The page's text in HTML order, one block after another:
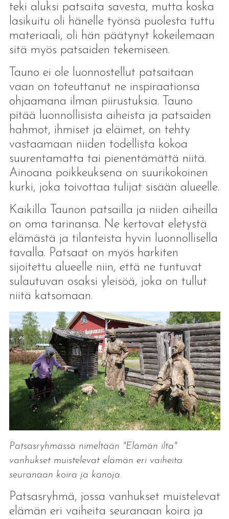
teki aluksi patsaita savesta, mutta koska
lasikuitu oli hänelle työnsä puolesta tuttu
materiaali, oli hän päätynyt kokeilemaan
sitä myös patsaiden tekemiseen.
Tauno ei ole luonnostellut patsaitaan
vaan on toteuttanut ne inspiraationsa
ohjaamana ilman piirustuksia. Tauno
pitää luonnollisista aiheista ja patsaiden
hahmot, ihmiset ja eläimet, on tehty
vastaamaan niiden todellista kokoa
suurentamatta tai pienentämättä niitä.
Ainoana poikkeuksena on suurikokoinen
kurki, joka toivottaa tulijat sisään alueelle.
Kaikilla Taunon patsailla ja niiden aiheilla
on oma tarinansa. Ne kertovat eletystä
elämästä ja tilanteista hyvin luonnollisella
tavalla. Patsaat on myös harkiten
sijoitettu alueelle niin, että ne tuntuvat
sulautuvan osaksi yleisöä, joka on tullut
niitä katsomaan.
Patsasryhmässä nimeltään "Elämän ilta"
vanhukset muistelevat elämän eri vaiheita
seuranaan koira ja kanoja.
Patsasryhmä, jossa vanhukset muistelevat
elämän eri vaiheita seuranaan koira ja